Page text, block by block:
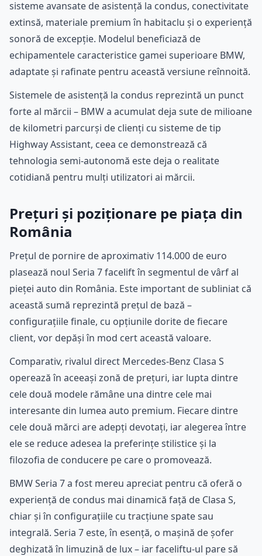
sisteme avansate de asistență la condus, conectivitate
extinsă, materiale premium în habitaclu și o experiență
sonoră de excepție. Modelul beneficiază de
echipamentele caracteristice gamei superioare BMW,
adaptate și rafinate pentru această versiune reînnoită.
Sistemele de asistență la condus reprezintă un punct
forte al mărcii – BMW a acumulat deja sute de milioane
de kilometri parcurși de clienți cu sisteme de tip
Highway Assistant, ceea ce demonstrează că
tehnologia semi-autonomă este deja o realitate
cotidiană pentru mulți utilizatori ai mărcii.
Prețuri și poziționare pe piața din
România
Prețul de pornire de aproximativ 114.000 de euro
plasează noul Seria 7 facelift în segmentul de vârf al
pieței auto din România. Este important de subliniat că
această sumă reprezintă prețul de bază –
configurațiile finale, cu opțiunile dorite de fiecare
client, vor depăși în mod cert această valoare.
Comparativ, rivalul direct Mercedes-Benz Clasa S
operează în aceeași zonă de prețuri, iar lupta dintre
cele două modele rămâne una dintre cele mai
interesante din lumea auto premium. Fiecare dintre
cele două mărci are adepți devotați, iar alegerea între
ele se reduce adesea la preferințe stilistice și la
filozofia de conducere pe care o promovează.
BMW Seria 7 a fost mereu apreciat pentru că oferă o
experiență de condus mai dinamică față de Clasa S,
chiar și în configurațiile cu tracțiune spate sau
integrală. Seria 7 este, în esență, o mașină de șofer
deghizată în limuzină de lux – iar faceliftu-ul pare să